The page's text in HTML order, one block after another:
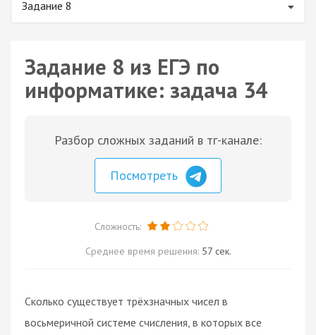
Задание 8
Задание 8 из ЕГЭ по
информатике: задача 34
Разбор сложных заданий в тг-канале:
Посмотреть
Сложность:
Среднее время решения: 57 сек.
Сколько существует трёхзначных чисел в
восьмеричной системе счисления, в которых все